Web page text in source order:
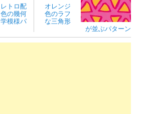
レトロ配
色の幾何
学模様パ
オレンジ
色のラフ
な三角形
が並ぶパターン